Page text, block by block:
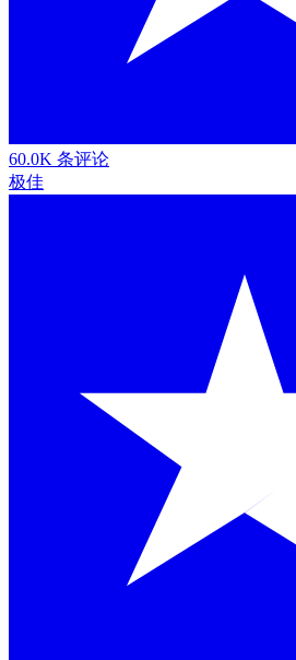
60.0K 条评论
极佳